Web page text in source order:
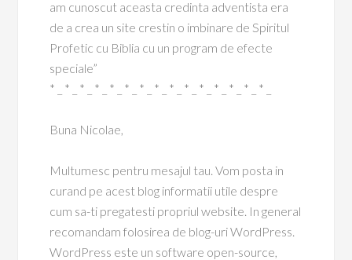
am cunoscut aceasta credinta adventista era
de a crea un site crestin o imbinare de Spiritul
Profetic cu Biblia cu un program de efecte
speciale”
* _ * _ * _ * _ * _ * _ * _ * _ * _ * _ * _ * _ * _ * _ * _
Buna Nicolae,
Multumesc pentru mesajul tau. Vom posta in
curand pe acest blog informatii utile despre
cum sa-ti pregatesti propriul website. In general
recomandam folosirea de blog-uri WordPress.
WordPress este un software open-source,